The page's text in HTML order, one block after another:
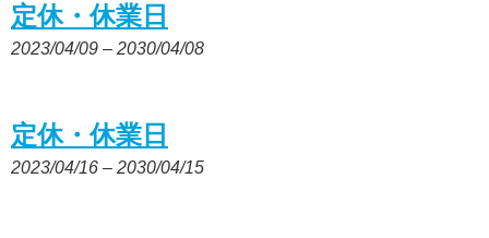
定休・休業日
2023/04/09 – 2030/04/08
定休・休業日
2023/04/16 – 2030/04/15